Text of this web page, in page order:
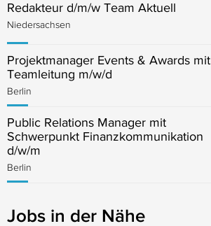
Redakteur d/m/w Team Aktuell
Niedersachsen
Projektmanager Events & Awards mit
Teamleitung m/w/d
Berlin
Public Relations Manager mit
Schwerpunkt Finanzkommunikation
d/w/m
Berlin
Jobs in der Nähe